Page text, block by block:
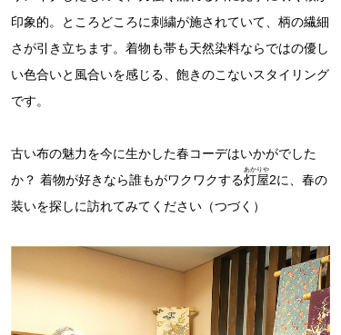
印象的。ところどころに刺繍が施されていて、柄の繊細
さが引き立ちます。着物も帯も天然染料ならではの優し
い色合いと風合いを感じる、飽きのこないスタイリング
です。
古い布の魅力を今に生かした春コーデはいかがでした
か？ 着物が好きなら誰もがワクワクする灯屋
あかりや
2に、春の
装いを探しに訪れてみてください（つづく）